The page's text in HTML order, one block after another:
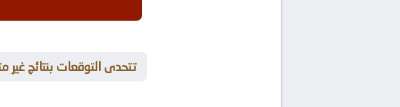
🔥 تتحدى التوقعات بنتائج